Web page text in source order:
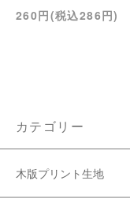
260円(税込286円)
カテゴリー
木版プリント生地